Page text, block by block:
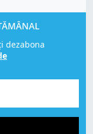
dezabona